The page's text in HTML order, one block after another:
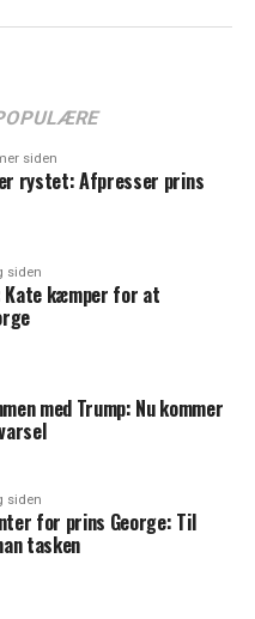
siden
rystet: Afpresser prins
siden
kæmper for at
med Trump: Nu kommer
siden
for prins George: Til
tasken